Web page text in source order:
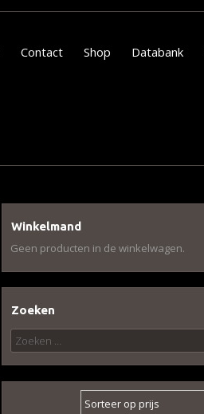
Contact Shop Databank
Winkelmand
Geen producten in de winkelwagen.
Zoeken
Zoeken
naar: